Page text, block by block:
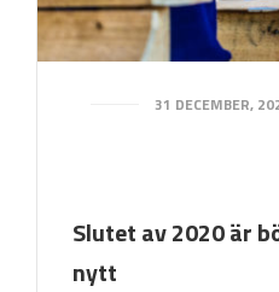
31 DECEMBER,
Slutet av 2020 är
nytt